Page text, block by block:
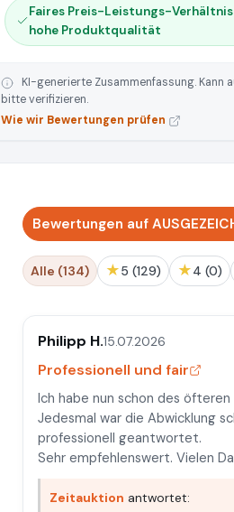
Faires Preis-Leistungs-
hohe Produktqualität
KI-generierte Zusammenfassung.
bitte verifizieren.
Wie wir Bewertungen prüfen
Bewertungen auf
Alle (134) ★ 5 (129) ★ 4 (0)
Philipp H.15.07.2026
Professionell und fair
Ich habe nun schon des
Jedesmal war die Abwicklung
professionell geantwortet.
Sehr empfehlenswert. Vielen
Zeitauktion antwortet: